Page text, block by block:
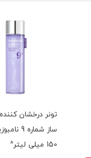
تونر درخشان
ساز شماره
150 میلی لیتر^